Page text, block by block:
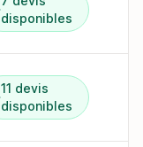
disponibles
11 devis
disponibles